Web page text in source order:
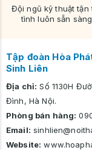
Sản phẩm có nhiều
gian sống khác nhau:
Lưu ý: Màu sắc
chụp ảnh, hoặc mô
kiểm tra xác nhận
Đội ngũ kỹ thuật tận
tình luôn sẵn
Tập đoàn Hòa
Sinh Liên
Địa chỉ: Số 1130H
Đình, Hà Nội.
Phòng bán hàng:
Email:
Website: